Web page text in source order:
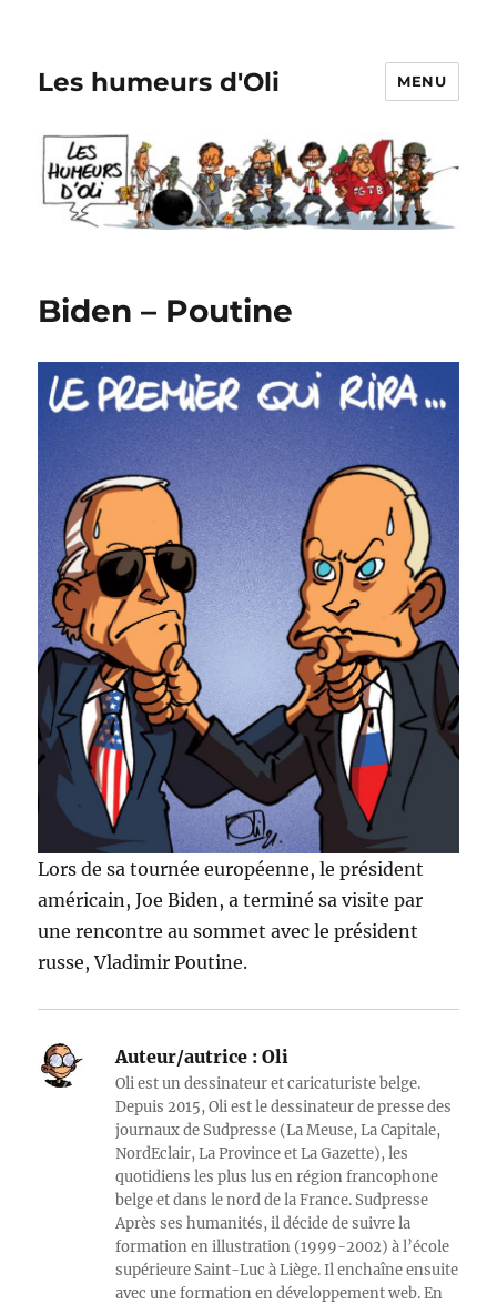
Les humeurs d'Oli MENU
Biden – Poutine
Lors de sa tournée européenne, le président
américain, Joe Biden, a terminé sa visite par
une rencontre au sommet avec le président
russe, Vladimir Poutine.
Auteur/autrice : Oli
Oli est un dessinateur et caricaturiste belge.
Depuis 2015, Oli est le dessinateur de presse des
journaux de Sudpresse (La Meuse, La Capitale,
NordEclair, La Province et La Gazette), les
quotidiens les plus lus en région francophone
belge et dans le nord de la France. Sudpresse
Après ses humanités, il décide de suivre la
formation en illustration (1999-2002) à l’école
supérieure Saint-Luc à Liège. Il enchaîne ensuite
avec une formation en développement web. En